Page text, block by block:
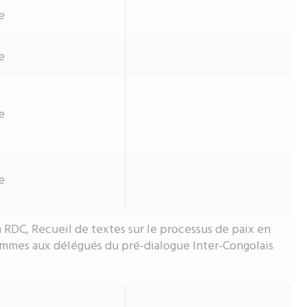
Recueil de textes sur le processus de paix en
aux délégués du pré-dialogue Inter-Congolais